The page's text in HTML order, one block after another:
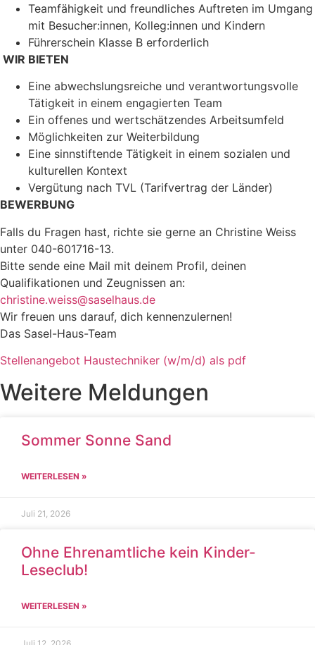
Teamfähigkeit und freundliches Auftreten im Umgang
mit Besucher:innen, Kolleg:innen und Kindern
Führerschein Klasse B erforderlich
WIR BIETEN
Eine abwechslungsreiche und verantwortungsvolle
Tätigkeit in einem engagierten Team
Ein offenes und wertschätzendes Arbeitsumfeld
Möglichkeiten zur Weiterbildung
Eine sinnstiftende Tätigkeit in einem sozialen und
kulturellen Kontext
Vergütung nach TVL (Tarifvertrag der Länder)
BEWERBUNG
Falls du Fragen hast, richte sie gerne an Christine Weiss
unter 040-601716-13.
Bitte sende eine Mail mit deinem Profil, deinen
Qualifikationen und Zeugnissen an:
christine.weiss@saselhaus.de
Wir freuen uns darauf, dich kennenzulernen!
Das Sasel-Haus-Team
Stellenangebot Haustechniker (w/m/d) als pdf
Weitere Meldungen
Sommer Sonne Sand
WEITERLESEN »
Juli 21, 2026
Ohne Ehrenamtliche kein Kinder-
Leseclub!
WEITERLESEN »